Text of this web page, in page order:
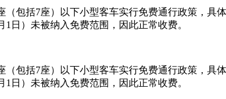
包括7座）以下小型客车实行免费通行政策，具
日）未被纳入免费范围，因此正常收费。
包括7座）以下小型客车实行免费通行政策，具
日）未被纳入免费范围，因此正常收费。